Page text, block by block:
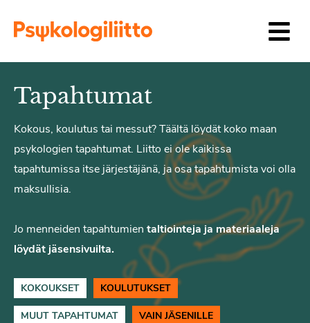
Tapahtumat
Kokous, koulutus tai messut? Täältä löydät koko maan
psykologien tapahtumat. Liitto ei ole kaikissa
tapahtumissa itse järjestäjänä, ja osa tapahtumista voi olla
maksullisia.
Jo menneiden tapahtumien taltiointeja ja materiaaleja
löydät jäsensivuilta.
KOKOUKSET KOULUTUKSET
MUUT TAPAHTUMAT VAIN JÄSENILLE